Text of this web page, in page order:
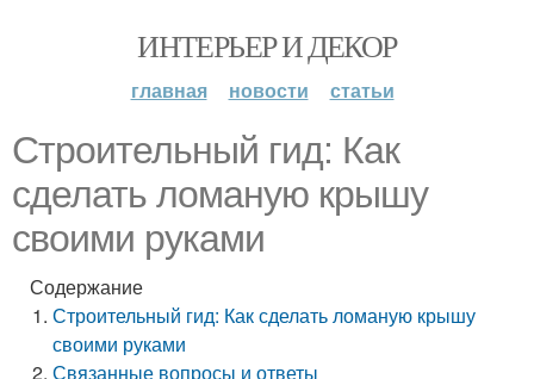
ИНТЕРЬЕР И ДЕКОР
главная новости статьи
Строительный гид: Как
сделать ломаную крышу
своими руками
Содержание
Строительный гид: Как сделать ломаную крышу
своими руками
Связанные вопросы и ответы